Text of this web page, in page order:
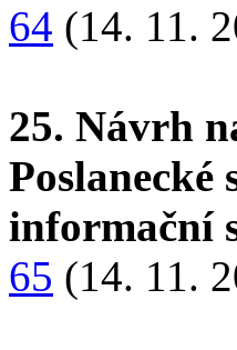
64 (14. 11.
25. Návrh
informační
65 (14. 11.